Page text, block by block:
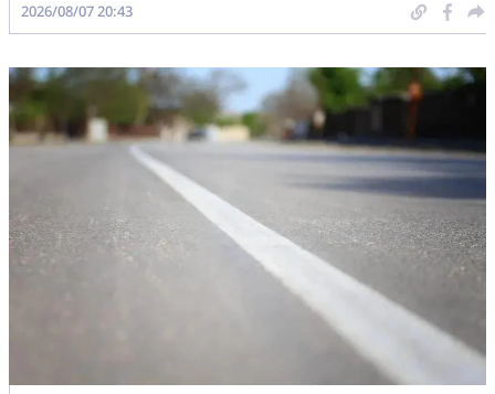
2026/08/07 20:43